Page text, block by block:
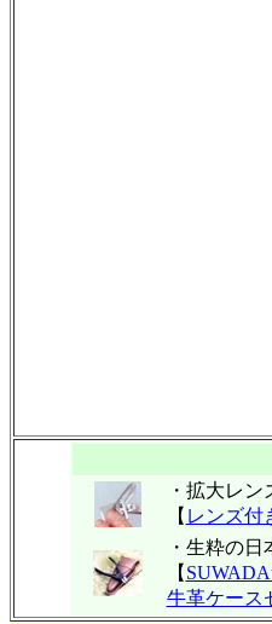
・拡大レ
【 レンズ付
・生粋の
【
牛革ケース